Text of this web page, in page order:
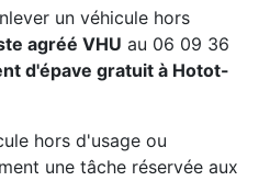
un véhicule hors
agréé VHU au 06 09 36
d'épave gratuit à Hotot-
hors d'usage ou
une tâche réservée aux